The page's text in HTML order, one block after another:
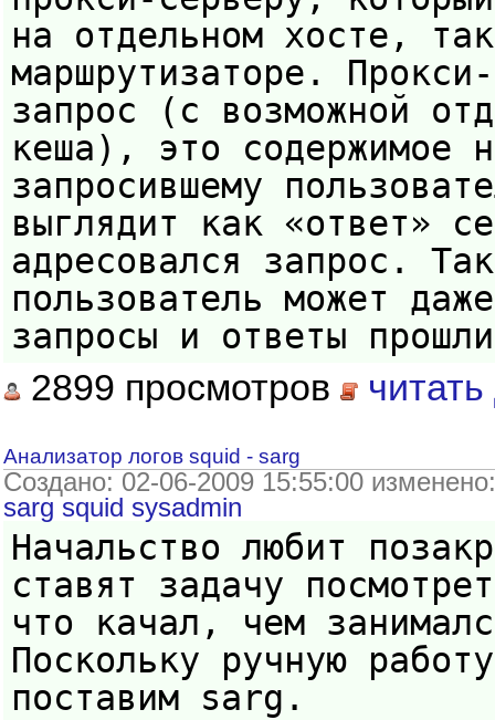
на отдельном хосте,
маршрутизаторе.
запрос (с возможной
кеша), это содержимое
запросившему
выглядит как «ответ»
адресовался запрос.
пользователь может
запросы и ответы
2899 просмотров
Анализатор логов squid - sarg
Создано: 02-06-2009 15:55:00
sarg squid sysadmin
Начальство любит
ставят задачу
что качал, чем
Поскольку ручную
поставим sarg.